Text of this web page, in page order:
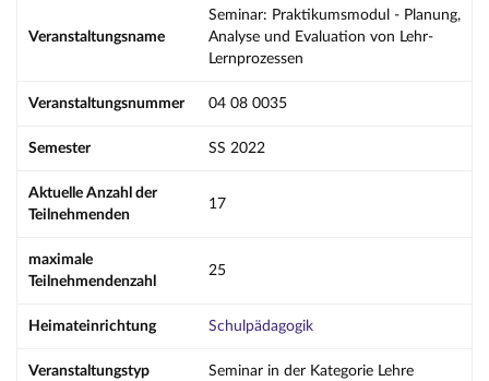
Veranstaltungsname
Seminar: Praktikumsmodul - Planung,
Analyse und Evaluation von Lehr-
Lernprozessen
Veranstaltungsnummer 04 08 0035
Semester SS 2022
Aktuelle Anzahl der
Teilnehmenden
17
maximale
Teilnehmendenzahl
25
Heimateinrichtung Schulpädagogik
Veranstaltungstyp Seminar in der Kategorie Lehre